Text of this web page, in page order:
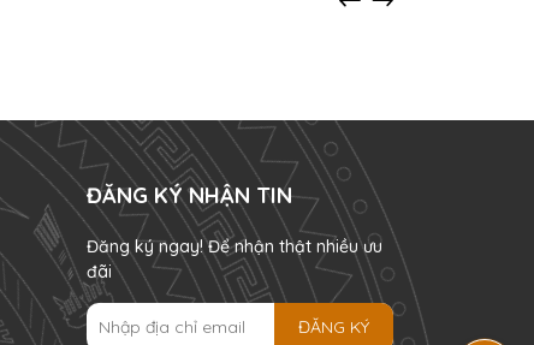
ĐĂNG KÝ NHẬN TIN
Đăng ký ngay! Để nhận thật nhiều ưu
đãi
ĐĂNG KÝ